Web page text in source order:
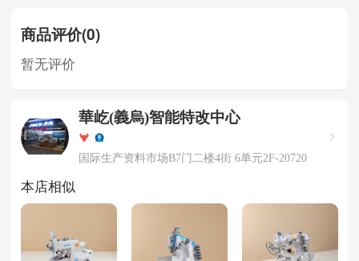
商品评价(0)
暂无评价
華屹(義烏)智能特改中心
国际生产资料市场B7门二楼4街 6单元2F-20720
本店相似